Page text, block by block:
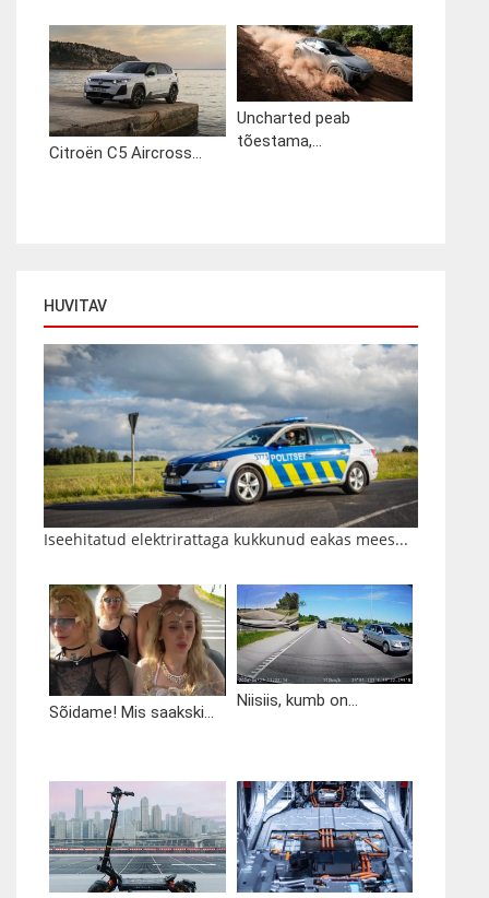
Citroën C5 Aircross...
Uncharted peab
tõestama,...
HUVITAV
Iseehitatud elektrirattaga kukkunud eakas mees...
Sõidame! Mis saakski...
Niisiis, kumb on...